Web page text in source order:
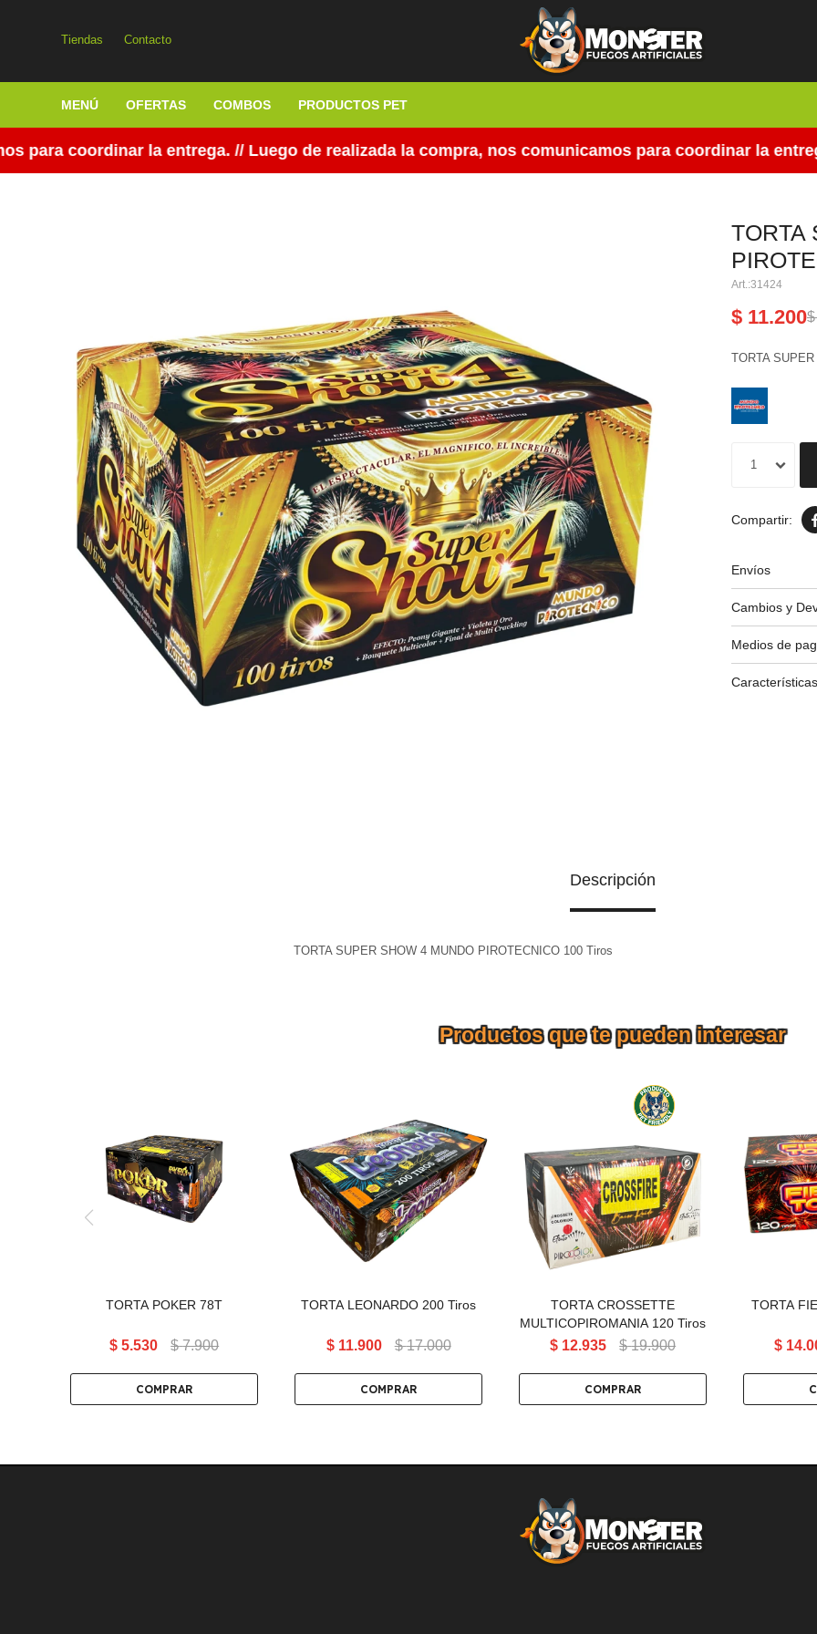
MENÚ OFERTAS COMBOS PRODUCTOS PET
Tiendas Contacto
coordinar la entrega. // Luego de realizada la compra, nos comunicamos para coordinar la entrega.
TORTA
31424
$ 11.200$
TORTA
1
Envíos
Cambios y
Medios de
Características
Descripción
TORTA SUPER SHOW 4 MUNDO PIROTECNICO 100 Tiros
Productos que te pueden interesar
Una apuesta segura de 78
tiros. Variedad de efectos y
ritmo cambiante para un
espectáculo donde siempre
salís ganando
TORTA POKER 78T
$ 5.530 $ 7.900
TORTA LEONARDO 200
TIROS
TORTA LEONARDO 200 Tiros
$ 11.900 $ 17.000
TORTA CROSSETTE
MULTICOPIROMANIA 120T
TORTA CROSSETTE
MULTICOPIROMANIA 120 Tiros
$ 12.935 $ 19.900
TORTA
TORTA
$